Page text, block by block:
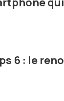
6 : le